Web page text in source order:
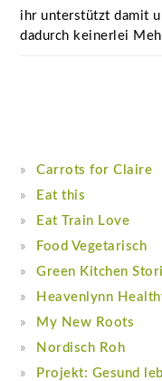
ihr unterstützt damit
dadurch keinerlei
Carrots for Claire
Eat this
Eat Train Love
Food Vegetarisch
Green Kitchen
Heavenlynn
My New Roots
Nordisch Roh
Projekt: Gesund